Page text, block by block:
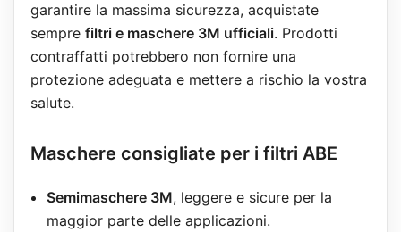
garantire la massima sicurezza, acquistate
sempre filtri e maschere 3M ufficiali. Prodotti
contraffatti potrebbero non fornire una
protezione adeguata e mettere a rischio la vostra
salute.
Maschere consigliate per i filtri ABE
Semimaschere 3M, leggere e sicure per la
maggior parte delle applicazioni.